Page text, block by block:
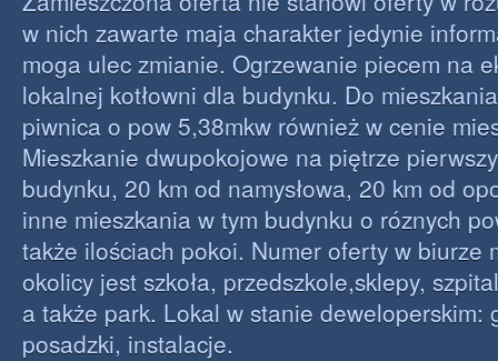
w nich zawarte maja charakter jedynie
moga ulec zmianie. Ogrzewanie piecem na
lokalnej kotłowni dla budynku. Do
piwnica o pow 5,38mkw również w cenie
Mieszkanie dwupokojowe na piętrze
budynku, 20 km od namysłowa, 20 km od
inne mieszkania w tym budynku o róznych
także ilościach pokoi. Numer oferty w biurze
okolicy jest szkoła, przedszkole,sklepy,
a także park. Lokal w stanie deweloperskim:
posadzki, instalacje.